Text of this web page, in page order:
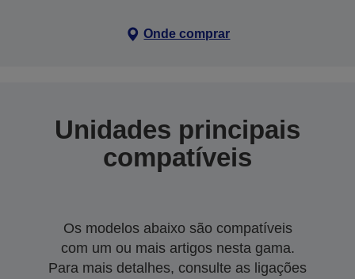
Onde comprar
Unidades principais
compatíveis
Os modelos abaixo são compatíveis
com um ou mais artigos nesta gama.
Para mais detalhes, consulte as ligações